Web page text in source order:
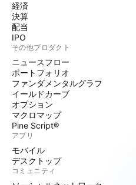
経済
決算
配当
IPO
その他プロダクト
ニュースフロー
ポートフォリオ
ファンダメンタルグラフ
イールドカーブ
オプション
マクロマップ
Pine Script®
アプリ
モバイル
デスクトップ
コミュニティ